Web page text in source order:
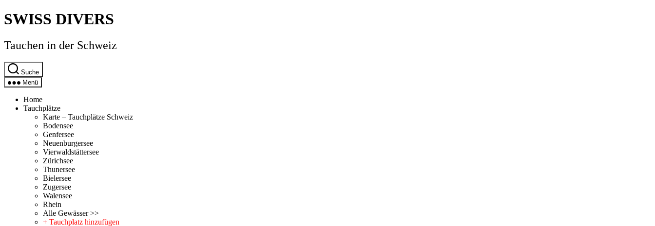
Direkt
zum
wechseln
SWISS DIVERS
Tauchen in der Schweiz
Suche
Menü
Home
Tauchplätze
Karte – Tauchplätze Schweiz
Bodensee
Genfersee
Neuenburgersee
Vierwaldstättersee
Zürichsee
Thunersee
Bielersee
Zugersee
Walensee
Rhein
Alle Gewässer >>
+ Tauchplatz hinzufügen